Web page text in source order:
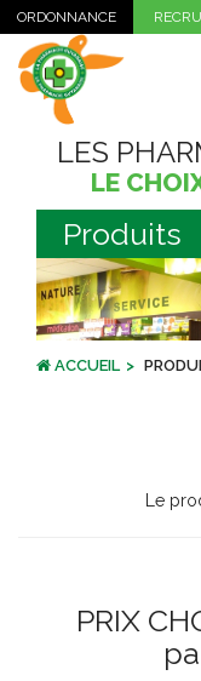
LES
LE
Produits
ACCUEIL
Le
PRIX